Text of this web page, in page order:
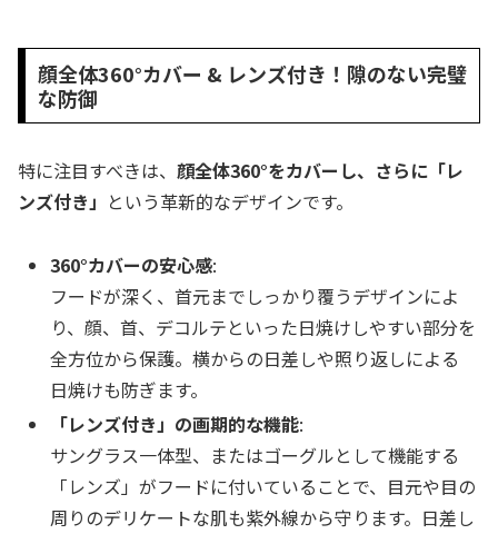
顔全体360°カバー & レンズ付き！隙のない完璧
な防御
特に注目すべきは、 顔全体360°をカバーし、さらに「レ
ンズ付き」 という革新的なデザインです。
360°カバーの安心感:
フードが深く、首元までしっかり覆うデザインによ
り、顔、首、デコルテといった日焼けしやすい部分を
全方位から保護。横からの日差しや照り返しによる
日焼けも防ぎます。
「レンズ付き」の画期的な機能:
サングラス一体型、またはゴーグルとして機能する
「レンズ」がフードに付いていることで、目元や目の
周りのデリケートな肌も紫外線から守ります。日差し